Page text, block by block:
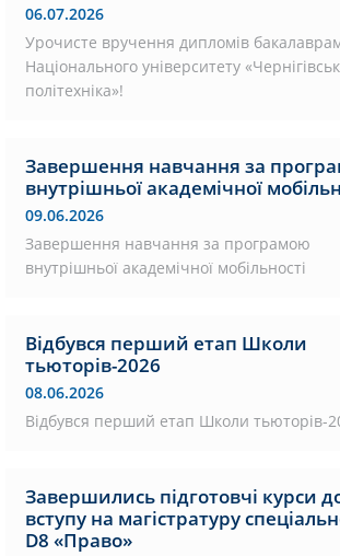
06.07.2026
Урочисте вручення дипломів
Національного університету
політехніка»!
Завершення навчання за
внутрішньої академічної
09.06.2026
Завершення навчання за програмою
внутрішньої академічної мобільності
Відбувся перший етап Школи
тьюторів-2026
08.06.2026
Відбувся перший етап Школи тьюторів-
Завершились підготовчі курси
вступу на магістратуру
D8 «Право»